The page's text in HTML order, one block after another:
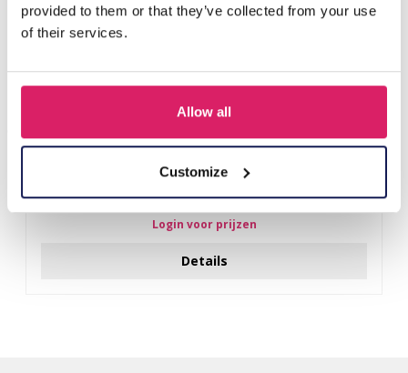
provided to them or that they’ve collected from your use
of their services.
Allow all
Customize
Login voor prijzen
Details